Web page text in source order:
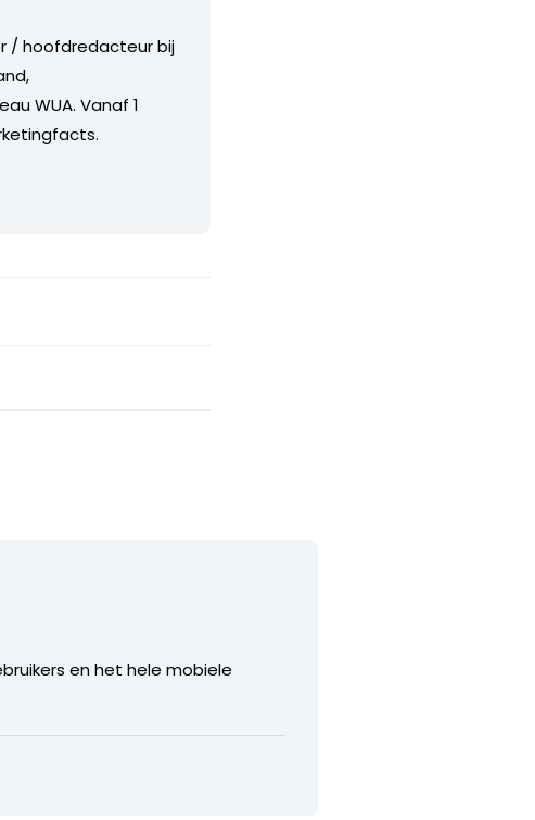
/ hoofdredacteur bij
WUA. Vanaf 1
en het hele mobiele